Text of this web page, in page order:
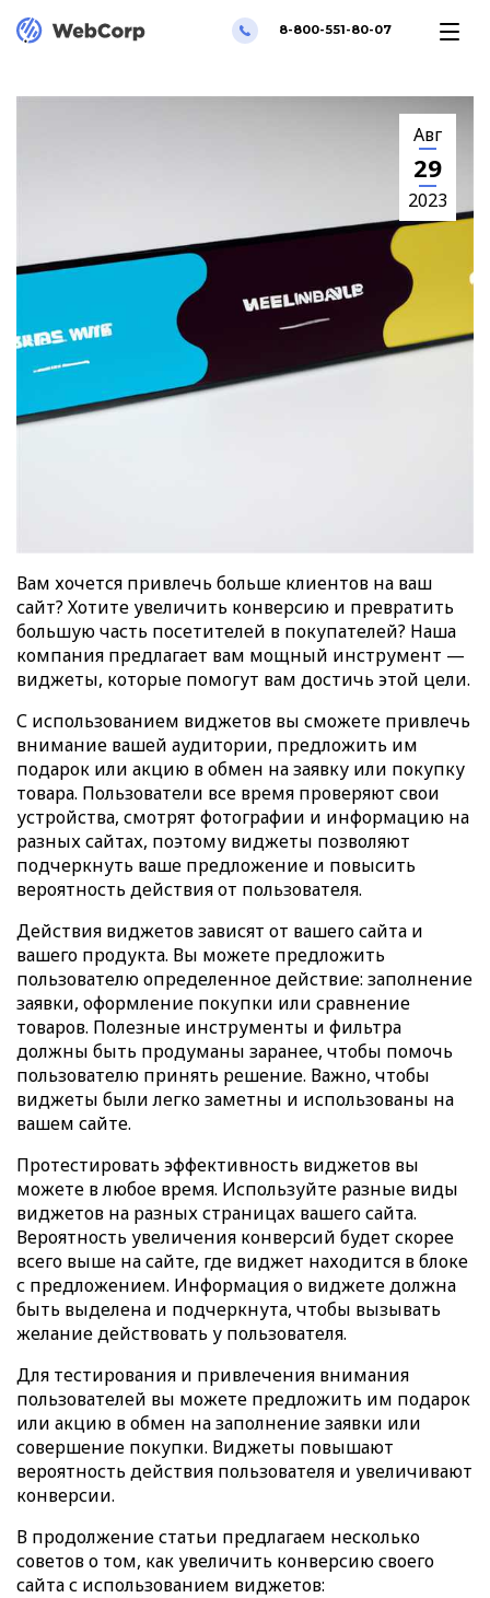
8-800-551-80-07
Авг
29
2023
Вам хочется привлечь больше клиентов на ваш
сайт? Хотите увеличить конверсию и превратить
большую часть посетителей в покупателей? Наша
компания предлагает вам мощный инструмент —
виджеты, которые помогут вам достичь этой цели.
С использованием виджетов вы сможете привлечь
внимание вашей аудитории, предложить им
подарок или акцию в обмен на заявку или покупку
товара. Пользователи все время проверяют свои
устройства, смотрят фотографии и информацию на
разных сайтах, поэтому виджеты позволяют
подчеркнуть ваше предложение и повысить
вероятность действия от пользователя.
Действия виджетов зависят от вашего сайта и
вашего продукта. Вы можете предложить
пользователю определенное действие: заполнение
заявки, оформление покупки или сравнение
товаров. Полезные инструменты и фильтра
должны быть продуманы заранее, чтобы помочь
пользователю принять решение. Важно, чтобы
виджеты были легко заметны и использованы на
вашем сайте.
Протестировать эффективность виджетов вы
можете в любое время. Используйте разные виды
виджетов на разных страницах вашего сайта.
Вероятность увеличения конверсий будет скорее
всего выше на сайте, где виджет находится в блоке
с предложением. Информация о виджете должна
быть выделена и подчеркнута, чтобы вызывать
желание действовать у пользователя.
Для тестирования и привлечения внимания
пользователей вы можете предложить им подарок
или акцию в обмен на заполнение заявки или
совершение покупки. Виджеты повышают
вероятность действия пользователя и увеличивают
конверсии.
В продолжение статьи предлагаем несколько
советов о том, как увеличить конверсию своего
сайта с использованием виджетов: